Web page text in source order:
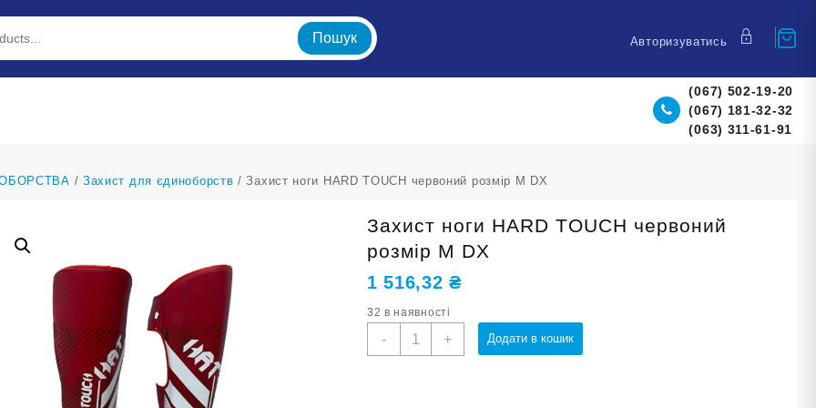
Пошук Авторизуватись
(067) 502-19-20
(067) 181-32-32
(063) 311-61-91
/ Захист для єдиноборств / Захист ноги HARD TOUCH червоний розмір M DX
Захист ноги HARD TOUCH червоний
розмір M DX
1 516,32₴
32 в наявності
-
Захист
+ Додати в кошик